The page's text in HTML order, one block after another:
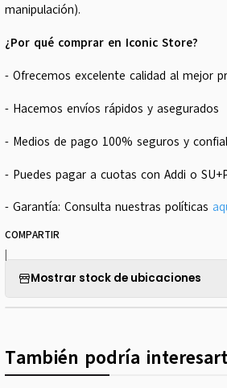
manipulación).
¿Por qué comprar en Iconic Store?
- Ofrecemos excelente calidad al mejor
- Hacemos envíos rápidos y asegurados
- Medios de pago 100% seguros y
- Puedes pagar a cuotas con Addi o
- Garantía: Consulta nuestras políticas
COMPARTIR
|
Mostrar stock de ubicaciones
También podría